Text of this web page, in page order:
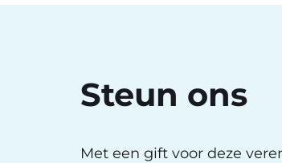
Steun ons
Met een gift voor deze